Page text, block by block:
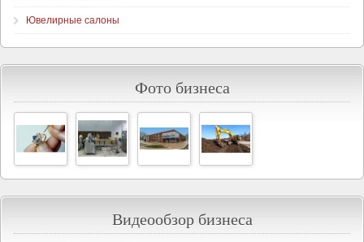
Ювелирные салоны
Фото бизнеса
Видеообзор бизнеса